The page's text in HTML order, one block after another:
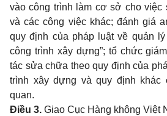
vào công trình làm cơ sở cho
và các công việc khác; đánh giá
quy định của pháp luật về quản
công trình xây dựng”; tổ chức
tác sửa chữa theo quy định của
trình xây dựng và quy định khác
quan.
Điều 3. Giao Cục Hàng không Việt